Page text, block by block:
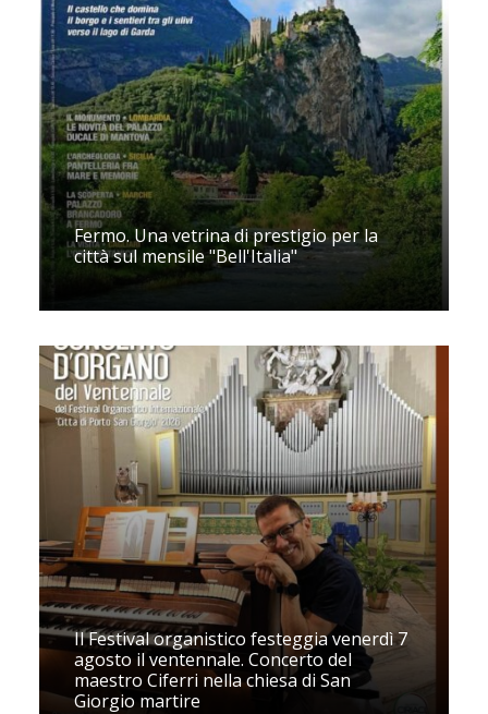
Fermo. Una vetrina di prestigio per la
città sul mensile "Bell'Italia"
Il Festival organistico festeggia venerdì 7
agosto il ventennale. Concerto del
maestro Ciferri nella chiesa di San
Giorgio martire